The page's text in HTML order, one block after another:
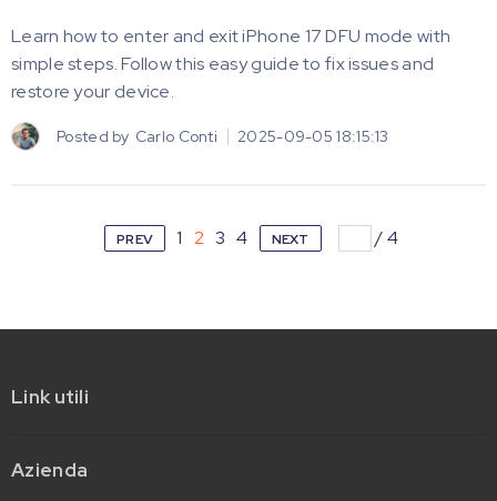
Learn how to enter and exit iPhone 17 DFU mode with
simple steps. Follow this easy guide to fix issues and
restore your device.
Posted by Carlo Conti 2025-09-05 18:15:13
PREV 1 2 3 4 NEXT /4
Link utili
Azienda